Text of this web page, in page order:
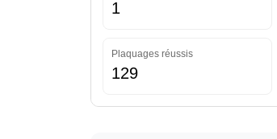
1
Plaquages réussis
129